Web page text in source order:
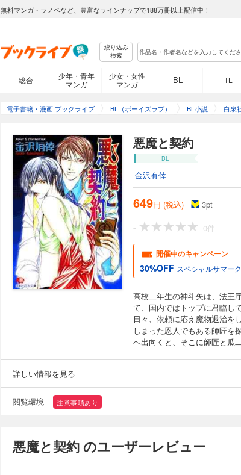
無料マンガ・ラノベなど、豊富なラインナップで188万冊以上配信中！
絞り込み
検索
総合
少年・青年
マンガ
少女・女性
マンガ
BL TL
電子書籍・漫画 ブックライブ BL（ボーイズラブ） BL小説 白泉
悪魔と契約
BL
金沢有倖
649円 (税込) 3pt
- 0件
開催中のキャンペーン
30%OFF スペシャルサマー
高校二年生の神斗矢は、法王
て、国内ではトップに君臨し
日々、依頼に応え魔物退治を
しまった恩人でもある師匠を
へ出向くと、そこに師匠と瓜
詳しい情報を見る
閲覧環境 注意事項あり
悪魔と契約 のユーザーレビュー